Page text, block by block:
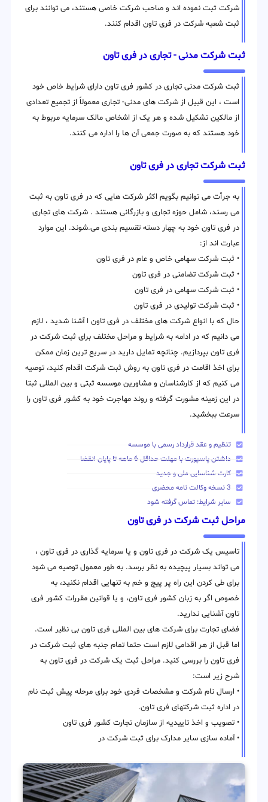
شرکت ثبت نموده اند و صاحب شرکت خاصی هستند، می توانند برای
ثبت شعبه شرکت در فری تاون اقدام کنند.
ثبت شرکت مدنی - تجاری در فری تاون
ثبت شرکت مدنی تجاری در کشور فری تاون دارای شرایط خاص خود
است ، این قبیل از شرکت های مدنی- تجاری معمولاً از تجمیع تعدادی
از مالکین تشکیل شده و هر یک از اشخاص مالک سرمایه مربوط به
خود هستند که به صورت جمعی آن ها را اداره می کنند.
ثبت شرکت تجاری در فری تاون
به جرأت می توانیم بگویم اکثر شرکت هایی که در فری تاون به ثبت
می رسند، شامل حوزه تجاری و بازرگانی هستند . شرکت های تجاری
در فری تاون خود به چهار دسته تقسیم بندی می.شوند. این موارد
عبارت اند از:
• ثبت شرکت سهامی خاص و عام در فری تاون
• ثبت شرکت تضامنی در فری تاون
• ثبت شرکت سهامی در فری تاون
• ثبت شرکت تولیدی در فری تاون
حال که با انواع شرکت های مختلف در فری تاون ا آشنا شدید ، لازم
می دانیم که در ادامه به شرایط و مراحل مختلف برای ثبت شرکت در
فری تاون بپردازیم. چنانچه تمایل دارید در سریع ترین زمان ممکن
برای اخذ اقامت در فری تاون به روش ثبت شرکت اقدام کنید، توصیه
می کنیم که از کارشناسان و مشاورین موسسه ثبتی و بین المللی ثبتا
در این زمینه مشورت گرفته و روند مهاجرت خود به کشور فری تاون را
سرعت ببخشید.
تنظیم و عقد قرارداد رسمی با موسسه
داشتن پاسپورت با مهلت حداقل 6 ماهه تا پایان انقضا
کارت شناسایی ملی و جدید
3 نسخه وکالت نامه محضری
سایر شرایط: تماس گرفته شود
مراحل ثبت شرکت در فری تاون
تاسیس یک شرکت در فری تاون و یا سرمایه گذاری در فری تاون ،
می تواند بسیار پیچیده به نظر برسد. به طور معمول توصیه می شود
برای طی کردن این راه پر پیچ و خم به تنهایی اقدام نکنید، به
خصوص اگر به زبان کشور فری تاون، و یا قوانین مقررات کشور فری
تاون آشنایی ندارید.
فضای تجارت برای شرکت های بین المللی فری تاون بی نظیر است.
اما قبل از هر اقدامی لازم است حتما تمام جنبه های ثبت شرکت در
فری تاون را بررسی کنید. مراحل ثبت یک شرکت در فری تاون به
شرح زیر است:
• ارسال نام شرکت و مشخصات فردی خود برای مرحله پیش ثبت نام
در اداره ثبت شرکتهای فری تاون.
• تصویب و اخذ تاییدیه از سازمان تجارت کشور فری تاون
• آماده سازی سایر مدارک برای ثبت شرکت در